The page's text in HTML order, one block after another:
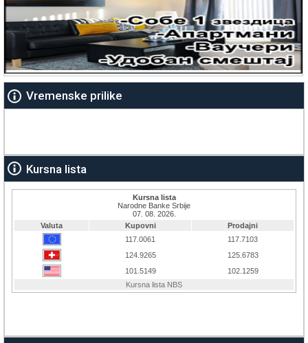
Vremenske prilike
Kursna lista